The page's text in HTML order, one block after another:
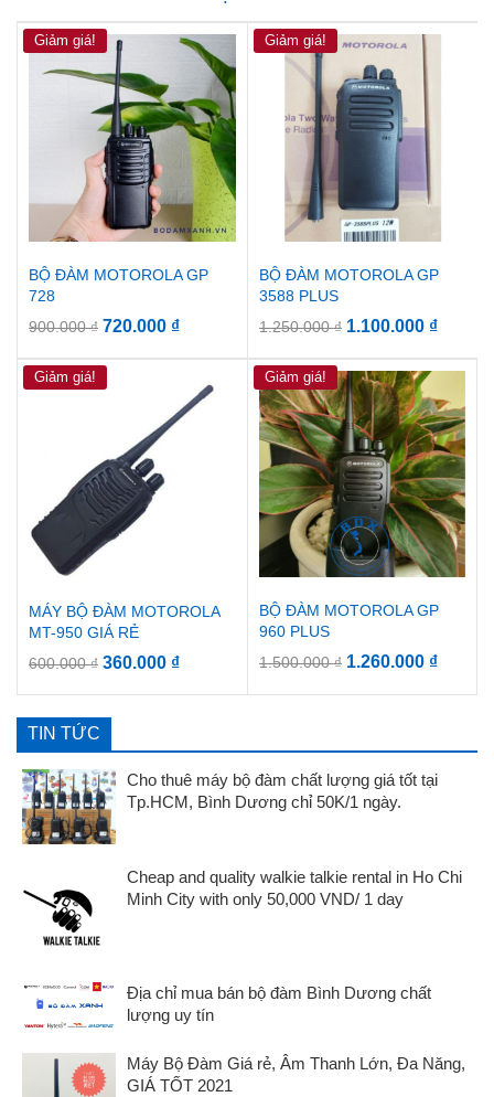
Giảm giá!
BỘ ĐÀM MOTOROLA GP
728
900.000₫ 720.000 ₫
Giảm giá!
BỘ ĐÀM MOTOROLA GP
3588 PLUS
1.250.000₫ 1.100.000 ₫
Giảm giá!
MÁY BỘ ĐÀM MOTOROLA
MT-950 GIÁ RẺ
600.000₫ 360.000 ₫
Giảm giá!
BỘ ĐÀM MOTOROLA GP
960 PLUS
1.500.000₫ 1.260.000 ₫
TIN TỨC
Cho thuê máy bộ đàm chất lượng giá tốt tại
Tp.HCM, Bình Dương chỉ 50K/1 ngày.
Cheap and quality walkie talkie rental in Ho Chi
Minh City with only 50,000 VND/ 1 day
Địa chỉ mua bán bộ đàm Bình Dương chất
lượng uy tín
Máy Bộ Đàm Giá rẻ, Âm Thanh Lớn, Đa Năng,
GIÁ TỐT 2021